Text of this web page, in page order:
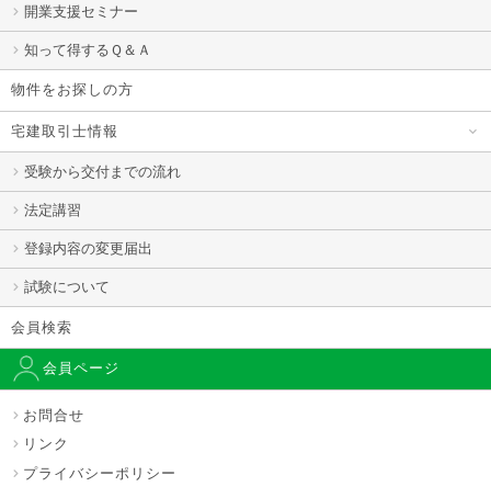
開業支援セミナー
知って得するＱ＆Ａ
物件をお探しの方
宅建取引士情報
受験から交付までの流れ
法定講習
登録内容の変更届出
試験について
会員検索
会員ページ
お問合せ
リンク
プライバシーポリシー